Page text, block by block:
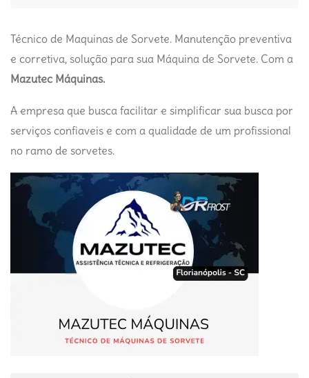
Técnico de Maquinas de Sorvete. Manutenção preventiva
e corretiva, solução para sua Máquina de Sorvete. Com a
Mazutec Máquinas.
A empresa que busca facilitar e simplificar sua busca por
serviços confiaveis e com a qualidade de um profissional
no ramo de sorvetes.